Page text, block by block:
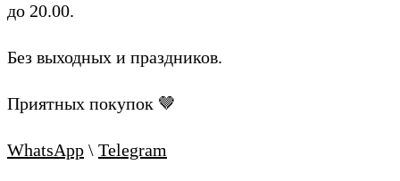
до 20.00.
Без выходных и праздников.
Приятных покупок 🤎
WhatsApp \ Telegram